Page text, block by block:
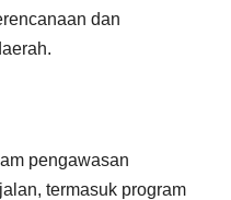
dan
pengawasan
termasuk program